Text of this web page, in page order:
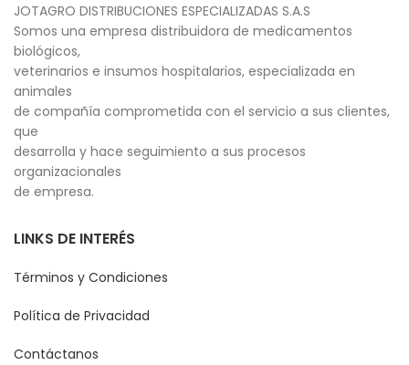
JOTAGRO DISTRIBUCIONES ESPECIALIZADAS S.A.S
Somos una empresa distribuidora de medicamentos
biológicos,
veterinarios e insumos hospitalarios, especializada en
animales
de compañía comprometida con el servicio a sus clientes,
que
desarrolla y hace seguimiento a sus procesos
organizacionales
de empresa.
LINKS DE INTERÉS
Términos y Condiciones
Política de Privacidad
Contáctanos